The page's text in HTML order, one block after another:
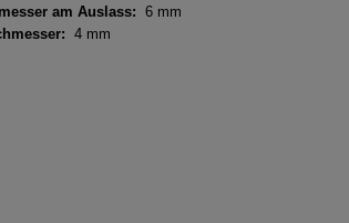
am Auslass: 6 mm
4 mm